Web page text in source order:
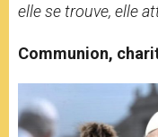
elle se trouve, elle
Communion,